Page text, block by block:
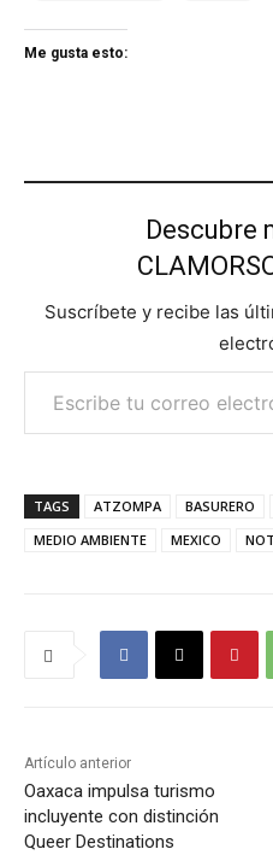
Me gusta esto:
Descubre
Suscríbete y recibe las
Escribe tu correo electrónico…
TAGS ATZOMPA BASURERO
MEDIO AMBIENTE
MEXICO
Artículo anterior
Oaxaca impulsa turismo
incluyente con distinción
Queer Destinations